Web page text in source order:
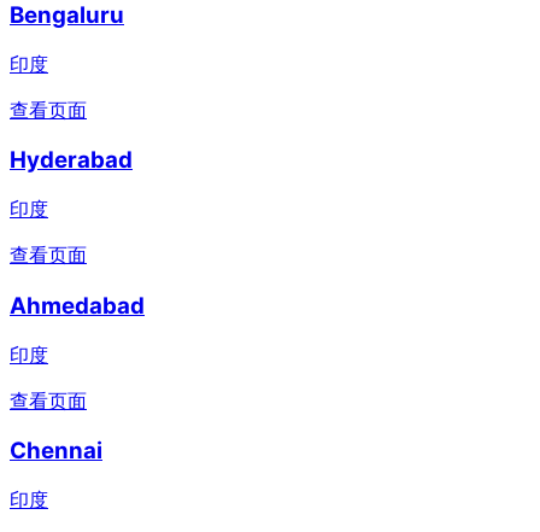
Bengaluru
印度
查看页面
Hyderabad
印度
查看页面
Ahmedabad
印度
查看页面
Chennai
印度